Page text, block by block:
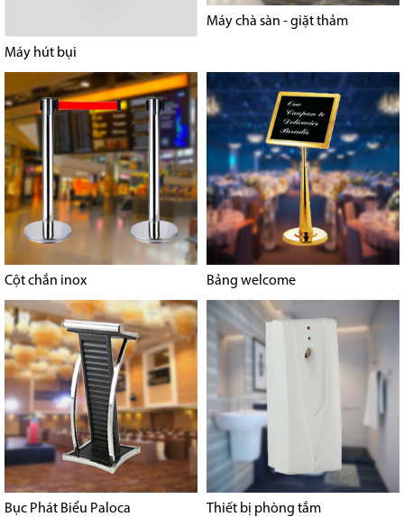
Máy hút bụi
Máy chà sàn - giặt thảm
Cột chắn inox Bảng welcome
Bục Phát Biểu Paloca Thiết bị phòng tắm